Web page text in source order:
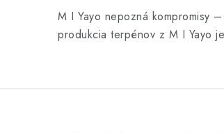
M I Yayo nepozná kompromisy
produkcia terpénov z M I Yayo